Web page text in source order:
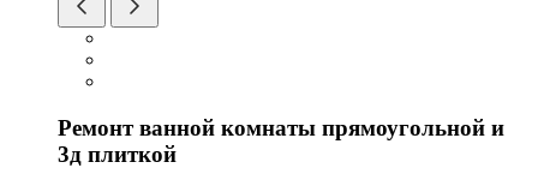
Ремонт ванной комнаты прямоугольной и
3д плиткой